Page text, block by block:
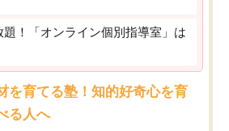
！「オンライン個別指導室」は
を育てる塾！知的好奇心を育
る人へ